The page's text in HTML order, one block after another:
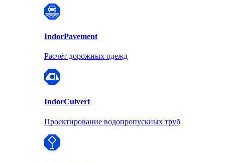
IndorPavement
Расчёт дорожных одежд
IndorCulvert
Проектирование водопропускных труб